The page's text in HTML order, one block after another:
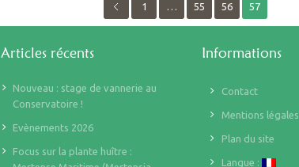
1 … 55 56 57
Articles récents
Nouveau : stage de vannerie au
Conservatoire !
Evènements 2026
Focus sur la plante huître :
Informations
Contact
Mentions légales
Plan du site
Langue :